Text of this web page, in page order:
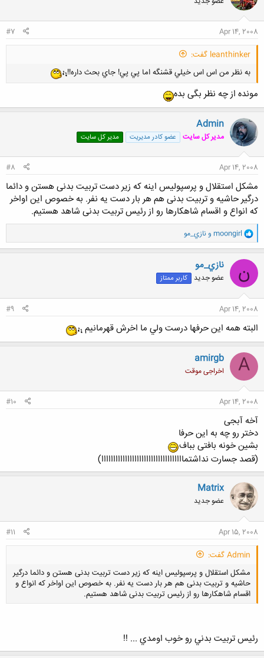
Apr 14, 2008
#7
leanthinker گفت:
به نظر من اس اس خيلي قشنگه اما پي پي! جاي بحث داره!!
مونده از چه نظر بگی بده
Admin
مدیر کل سایت عضو کادر مدیریت مدیر کل سایت
Apr 14, 2008
#8
مشکل استقلال و پرسپولیس اینه که زیر دست تربیت بدنی هستن و دائما
درگیر حاشیه و تربیت بدنی هم هر بار دست یه نفر. به خصوص این اواخر
که انواع و اقسام شاهکارها رو از رئیس تربیت بدنی شاهد هستیم.
و
ا
ک
ن
ش
ه
ا
moongirl ونازي_مو
ن نازي_مو
عضو جدید کاربر ممتاز
Apr 14, 2008
#9
البته همه اين حرفها درست ولي ما اخرش قهرمانيم
A
amirgb
اخراجی موقت
Apr 14, 2008
#10
آخه آبجی
دختر رو چه به این حرفا
بشین خونه بافتی بباف
(قصد جسارت نداشتمااااااااااااااااااااااااااااااااااا)
Matrix
عضو جدید
Apr 15, 2008
#11
Admin گفت:
مشکل استقلال و پرسپولیس اینه که زیر دست تربیت بدنی هستن و دائما درگیر
حاشیه و تربیت بدنی هم هر بار دست یه نفر. به خصوص این اواخر که انواع و
اقسام شاهکارها رو از رئیس تربیت بدنی شاهد هستیم.
کلیک کنید تا باز شود...
رئيس تربيت بدني رو خوب اومدي ... !!